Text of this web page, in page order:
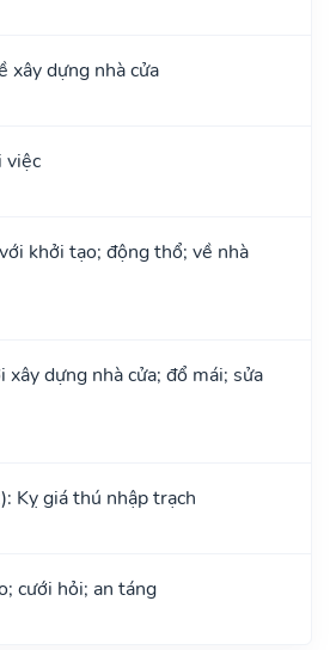
xây dựng nhà cửa
việc
khởi tạo; động thổ; về nhà
xây dựng nhà cửa; đổ mái; sửa
Kỵ giá thú nhập trạch
cưới hỏi; an táng